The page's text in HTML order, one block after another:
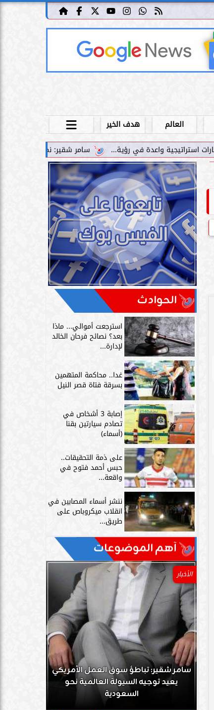
العالم
هدف الخير
سامر شقير: نمو صناديق الاستثمار الخاصة دليل حي
الحوادث
استرجعت أموالي... ماذا
بعد؟ نصائح فرحان الخالد
لإدارة...
غدا.. محاكمة المتهمين
بسرقة فتاة قصر النيل
إصابة 3 أشخاص في
تصادم سيارتين بقنا
(أسماء)
على ذمة التحقيقات..
حبس أحمد فتوح في
واقعة...
ننشر أسماء المصابين في
انقلاب ميكروباص على
طريق...
آهم الموضوعات
الأخبار
سامر شقير: تباطؤ سوق العمل الأمريكي
يعيد توجيه السيولة العالمية نحو
السعودية